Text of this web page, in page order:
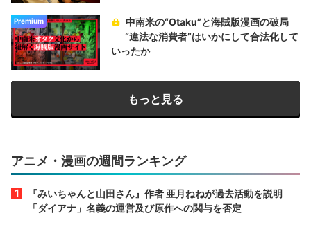
Premium
中南米の“Otaku”と海賊版漫画の破局
──“違法な消費者”はいかにして合法化して
いったか
もっと見る
アニメ・漫画の週間ランキング
『みいちゃんと山田さん』作者 亜月ねねが過去活動を説明
「ダイアナ」名義の運営及び原作への関与を否定